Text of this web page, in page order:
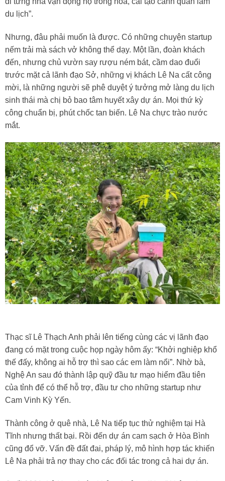
du lịch”.
Nhưng, đâu phải muốn là được. Có những chuyện startup
nếm trải mà sách vở không thể dạy. Một lần, đoàn khách
đến, nhưng chủ vườn say rượu ném bát, cầm dao đuổi
trước mặt cả lãnh đạo Sở, những vị khách Lê Na cất công
mời, là những người sẽ phê duyệt ý tưởng mở làng du lịch
sinh thái mà chị bỏ bao tâm huyết xây dự án. Mọi thứ kỳ
công chuẩn bị, phút chốc tan biến. Lê Na chực trào nước
mắt.
Thạc sĩ Lê Thạch Anh phải lên tiếng cùng các vị lãnh đạo
đang có mặt trong cuộc họp ngày hôm ấy: “Khởi nghiệp khổ
thế đấy, không ai hỗ trợ thì sao các em làm nổi”. Nhờ bà,
Nghệ An sau đó thành lập quỹ đầu tư mạo hiểm đầu tiên
của tỉnh để có thể hỗ trợ, đầu tư cho những startup như
Cam Vinh Kỳ Yến.
Thành công ở quê nhà, Lê Na tiếp tục thử nghiệm tại Hà
Tĩnh nhưng thất bại. Rồi đến dự án cam sạch ở Hòa Bình
cũng đổ vỡ. Vấn đề đất đai, pháp lý, mô hình hợp tác khiến
Lê Na phải trả nợ thay cho các đối tác trong cả hai dự án.